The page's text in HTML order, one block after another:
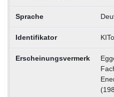
Sprache
Identifikator
Erscheinungsvermerk